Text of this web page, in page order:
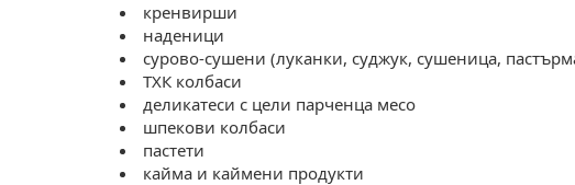
кренвирши
наденици
сурово-сушени (луканки, суджук, сушеница,
ТХК колбаси
деликатеси с цели парченца месо
шпекови колбаси
пастети
кайма и каймени продукти